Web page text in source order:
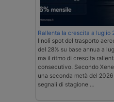
Rallenta la crescita a luglio
I noli spot del trasporto
del 28% su base annua a
ma il ritmo di crescita
consecutivo. Secondo
una seconda metà del
segnali di stagione …